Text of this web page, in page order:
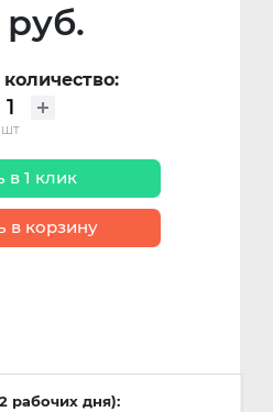
руб.
шт
в 1 клик
в корзину
рабочих дня):